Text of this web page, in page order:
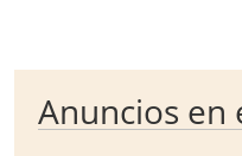
Anuncios en